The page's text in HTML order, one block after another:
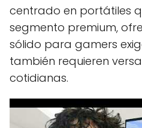
centrado en portátiles
segmento premium,
sólido para gamers
también requieren
cotidianas.